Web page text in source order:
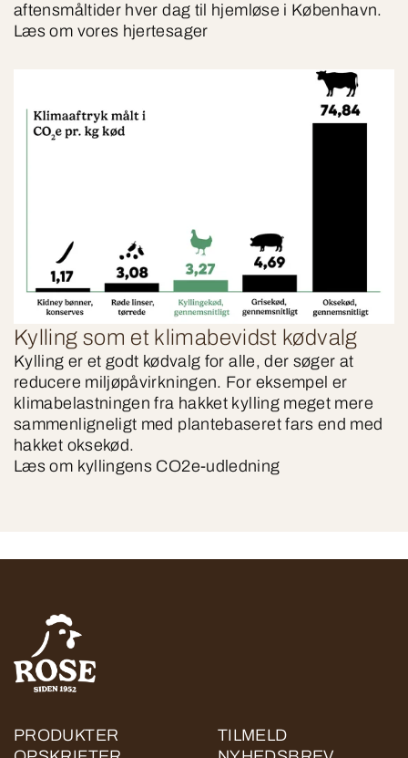
aftensmåltider hver dag til hjemløse i København.
Læs om vores hjertesager
Kylling som et klimabevidst kødvalg
Kylling er et godt kødvalg for alle, der søger at
reducere miljøpåvirkningen. For eksempel er
klimabelastningen fra hakket kylling meget mere
sammenligneligt med plantebaseret fars end med
hakket oksekød.
Læs om kyllingens CO2e-udledning
PRODUKTER
TILMELD